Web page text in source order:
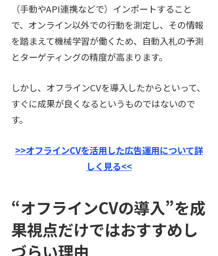
（手動やAPI連携などで）インポートすること
で、オンライン以外での行動を測定し、その情報
を踏まえて機械学習が働くため、自動入札の予測
とターゲティングの精度が高まります。
しかし、オフラインCVを導入したからといって、
すぐに成果が良くなるというものではないので
す。
>>オフラインCVを活用した広告運用について詳
しく見る<<
“オフラインCVの導入”を成
果視点だけではおすすめし
づらい理由